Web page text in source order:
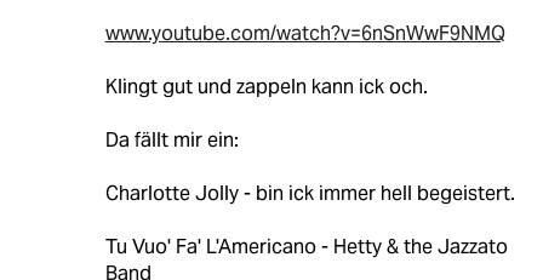
www.youtube.com/watch?v=6nSnWwF9NMQ
Klingt gut und zappeln kann ick och.
Da fällt mir ein:
Charlotte Jolly - bin ick immer hell begeistert.
Tu Vuo' Fa' L'Americano - Hetty & the Jazzato
Band